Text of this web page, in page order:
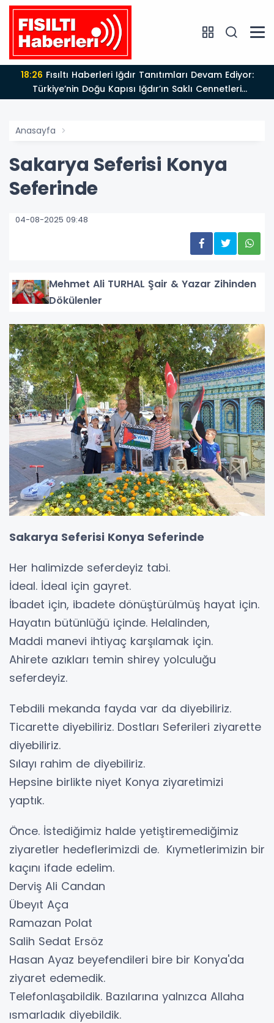
18:26
Türkiye’nin Doğu Kapısı Iğdır’ın Saklı Cennetleri
Keşfedilmeyi Bekliyor
Anasayfa
Sakarya Seferisi Konya
Seferinde
04-08-2025 09:48
Mehmet Ali TURHAL Şair & Yazar Zihinden
Dökülenler
Sakarya Seferisi Konya Seferinde
Her halimizde seferdeyiz tabi.
İdeal. İdeal için gayret.
İbadet için, ibadete dönüştürülmüş hayat için.
Hayatın bütünlüğü içinde. Helalinden,
Maddi manevi ihtiyaç karşılamak için.
Ahirete azıkları temin shirey yolculuğu
seferdeyiz.
Tebdili mekanda fayda var da diyebiliriz.
Ticarette diyebiliriz. Dostları Seferileri ziyarette
diyebiliriz.
Sılayı rahim de diyebiliriz.
Hepsine birlikte niyet Konya ziyaretimizi
yaptık.
Önce. İstediğimiz halde yetiştiremediğimiz
ziyaretler hedeflerimizdi de. Kıymetlerimizin bir
kaçını ifade edelim.
Derviş Ali Candan
Übeyıt Aça
Ramazan Polat
Salih Sedat Ersöz
Hasan Ayaz beyefendileri bire bir Konya'da
ziyaret edemedik.
Telefonlaşabildik. Bazılarına yalnızca Allaha
ısmarladık diyebildik.